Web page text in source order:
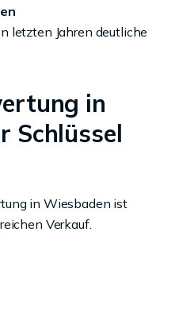
letzten Jahren deutliche
in
Schlüssel
in Wiesbaden ist
Verkauf.